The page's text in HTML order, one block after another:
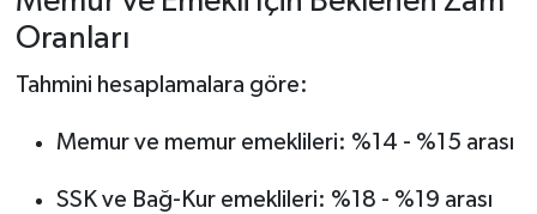
Oranları
Tahmini hesaplamalara göre:
Memur ve memur emeklileri: %14 - %15 arası
SSK ve Bağ-Kur emeklileri: %18 - %19 arası